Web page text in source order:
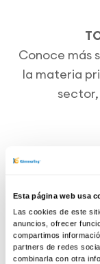
Esta página web usa
Las cookies de este
anuncios, ofrecer
compartimos
partners de redes
combinarla con otra
Conoce más
la materia